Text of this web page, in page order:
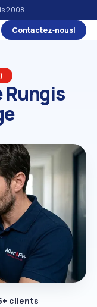
2008
Contactez‑nous!
clients